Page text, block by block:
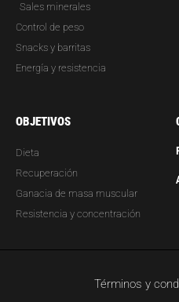
Sales minerales
Control de peso
Snacks y barritas
Energía y resistencia
OBJETIVOS
Dieta
Recuperación
Ganacia de masa muscular
Resistencia y concentración
Términos y